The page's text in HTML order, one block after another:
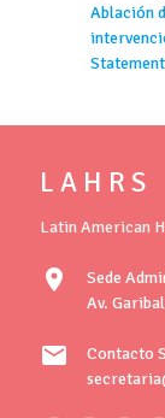
Ablación
L A H R S
Latin American
location_on
Sede
Av.
mail
Contacto